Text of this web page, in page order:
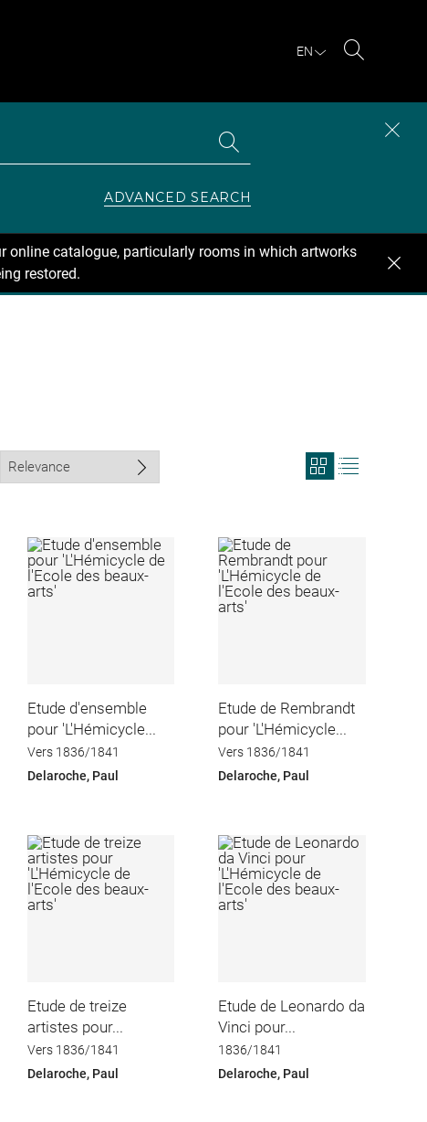
EN
ADVANCED SEARCH
online catalogue, particularly rooms in which artworks
restored.
View
search
Etude d'ensemble
pour 'L'Hémicycle...
Vers 1836/1841
Delaroche, Paul
Etude de Rembrandt
pour 'L'Hémicycle...
Vers 1836/1841
Delaroche, Paul
Etude de treize
artistes pour...
Vers 1836/1841
Delaroche, Paul
Etude de Leonardo da
Vinci pour...
1836/1841
Delaroche, Paul